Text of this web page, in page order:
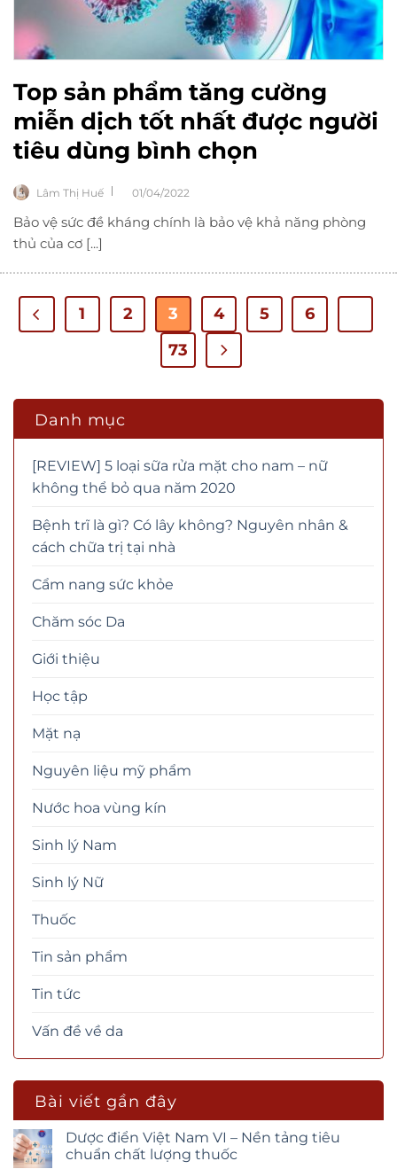
Top sản phẩm tăng cường
miễn dịch tốt nhất được người
tiêu dùng bình chọn
Lâm Thị Huế 01/04/2022
Bảo vệ sức đề kháng chính là bảo vệ khả năng phòng
thủ của cơ [...]
1 2 3 4 5 6
73
Danh mục
[REVIEW] 5 loại sữa rửa mặt cho nam – nữ
không thể bỏ qua năm 2020
Bệnh trĩ là gì? Có lây không? Nguyên nhân &
cách chữa trị tại nhà
Cẩm nang sức khỏe
Chăm sóc Da
Giới thiệu
Học tập
Mặt nạ
Nguyên liệu mỹ phẩm
Nước hoa vùng kín
Sinh lý Nam
Sinh lý Nữ
Thuốc
Tin sản phẩm
Tin tức
Vấn đề về da
Bài viết gần đây
Dược điển Việt Nam VI – Nền tảng tiêu
chuẩn chất lượng thuốc